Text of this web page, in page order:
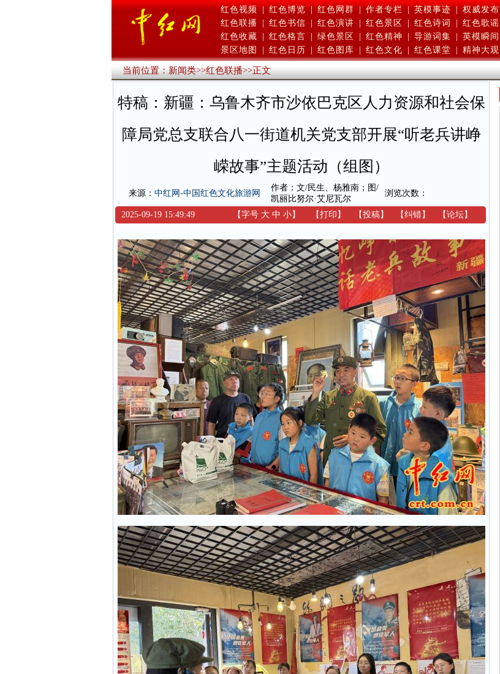
红色视频 | 红色博览 | 红色网群 | 作者专栏 | 英模事迹 | 权威发布
红色联播
红色书信 红色演讲 红色景区 红色诗词 红色歌谣
红色收藏
红色格言 绿色景区 红色精神 导游词集 英模瞬间
景区地图
红色日历 红色图库 红色文化 红色课堂 精神大观
当前位置：新闻类>>红色联播>>正文
特稿：新疆：乌鲁木齐市沙依巴克区人力资源和社会保
障局党总支联合八一街道机关党支部开展“听老兵讲峥
嵘故事”主题活动（组图）
来源： 中红网-中国红色文化旅游网
作者：文/民生、杨雅南；图/
凯丽比努尔·艾尼瓦尔
浏览次数：
2025-09-19 15:49:49 【字号 大 中 小】 【打印 】 【投稿】 【纠错】 【论坛】